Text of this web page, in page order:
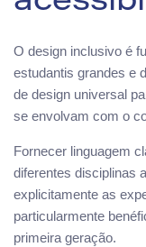
O design inclusivo é
estudantis grandes e
de design universal
se envolvam com o
Fornecer linguagem
diferentes disciplinas
explicitamente as
particularmente
primeira geração.